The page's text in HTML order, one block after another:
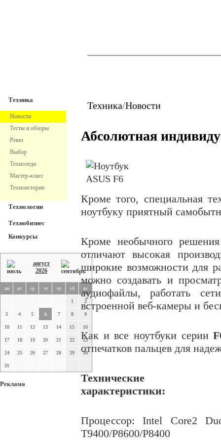
Техника
Новости
Тесты и обзоры
Ревю
Выбор
Техноледи
Мастер-класс
Техноистории
Технологии
Технобизнес
Конкурсы
август
2026
пн вт ср чт пт сб вс
1 2
3 4 5 6 7 8 9
10 11 12 13 14 15 16
17 18 19 20 21 22 23
24 25 26 27 28 29 30
31
Реклама
Техника/Новости
Абсолютная
Кроме того, специальная
ноутбуку приятный
Кроме необычного
отличают высокая
широкие возможности для
можно создавать и
аудиофайлы, работать
встроенной веб-камеры и
Как и все ноутбуки серииF
отпечатков пальцев для
Технические
характеристики:
Процессор: Intel Core2
T9400/P8600/P8400